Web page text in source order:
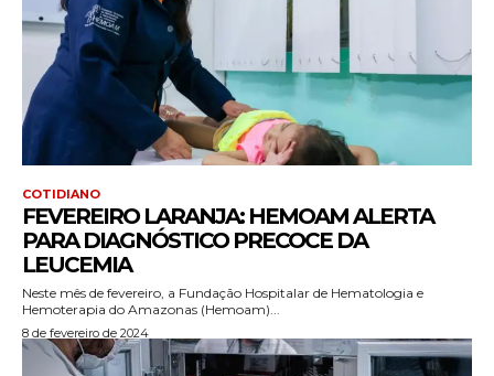
COTIDIANO
FEVEREIRO LARANJA: HEMOAM ALERTA
PARA DIAGNÓSTICO PRECOCE DA
LEUCEMIA
Neste mês de fevereiro, a Fundação Hospitalar de Hematologia e
Hemoterapia do Amazonas (Hemoam)...
8 de fevereiro de 2024